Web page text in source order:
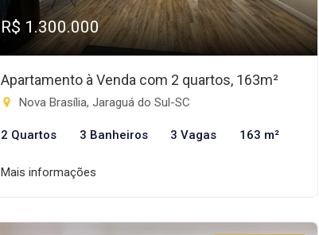
R$ 1.300.000
Apartamento à Venda com 2 quartos, 163m²
Nova Brasília, Jaraguá do Sul-SC
2 Quartos 3 Banheiros 3 Vagas 163 m²
Mais informações